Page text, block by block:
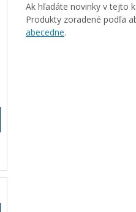
Ak hľadáte novinky v tejto
Produkty zoradené podľa
abecedne.